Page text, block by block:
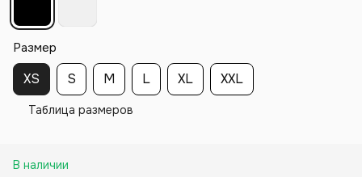
Размер
XS S M L XL XXL
Таблица размеров
В наличии